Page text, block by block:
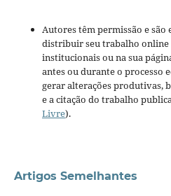
Autores têm permissão e
distribuir seu trabalho
institucionais ou na sua
antes ou durante o processo
gerar alterações produtivas,
e a citação do trabalho
Livre).
Artigos Semelhantes